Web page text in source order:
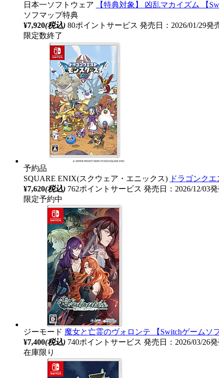
日本一ソフトウェア
【特典対象】 凶乱マカイズム 【
ソフマップ特典
¥7,920(税込) 80ポイントサービス 発売日：2026/01/29発
限定数終了
予約品
SQUARE ENIX(スクウェア・エニックス) ドラゴンク
¥7,620(税込) 762ポイントサービス 発売日：2026/12/03
限定予約中
ジーモード 魔女と亡霊のヴォロンテ 【Switchゲームソフ
¥7,400(税込) 740ポイントサービス 発売日：2026/03/26
在庫限り